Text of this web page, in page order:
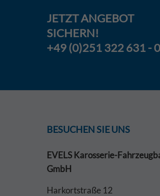
JETZTANGEBOT
SICHERN!
+49 (0)251 322 631 - 0
BESUCHEN SIE UNS
EVELS Karosserie-
GmbH
Harkortstraße 12